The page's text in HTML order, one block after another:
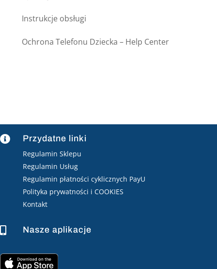
Instrukcje obsługi
Ochrona Telefonu Dziecka – Help Center
 Przydatne linki
Regulamin Sklepu
Regulamin Usług
Regulamin płatności cyklicznych PayU
Polityka prywatności i COOKIES
Kontakt
 Nasze aplikacje